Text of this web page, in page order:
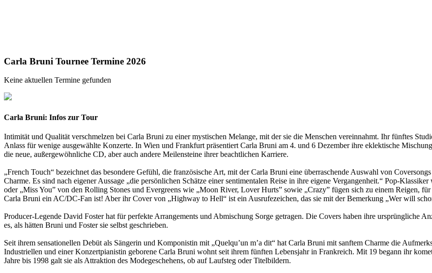
Carla Bruni Tournee Termine 2026
Keine aktuellen Termine gefunden
Carla Bruni: Infos zur Tour
Intimität und Qualität verschmelzen bei Carla Bruni zu einer mystischen Melange, mit der sie die Menschen vereinnahmt. Ihr fünftes
Anlass für wenige ausgewählte Konzerte. In Wien und Frankfurt präsentiert Carla Bruni am 4. und 6 Dezember ihre eklektische
die neue, außergewöhnliche CD, aber auch andere Meilensteine ihrer beachtlichen Karriere.
„French Touch“ bezeichnet das besondere Gefühl, die französische Art, mit der Carla Bruni eine überraschende Auswahl von
Charme. Es sind nach eigener Aussage „die persönlichen Schätze einer sentimentalen Reise in ihre eigene Vergangenheit.“ Pop-
oder „Miss You” von den Rolling Stones und Evergreens wie „Moon River, Lover Hurts” sowie „Crazy” fügen sich zu einem Reigen,
Carla Bruni ein AC/DC-Fan ist! Aber ihr Cover von „Highway to Hell“ ist ein Ausrufezeichen, das sie mit der Bemerkung „Wer will
Producer-Legende David Foster hat für perfekte Arrangements und Abmischung Sorge getragen. Die Covers haben ihre ursprüngliche
es, als hätten Bruni und Foster sie selbst geschrieben.
Seit ihrem sensationellen Debüt als Sängerin und Komponistin mit „Quelqu’un m’a dit“ hat Carla Bruni mit sanftem Charme die
Industriellen und einer Konzertpianistin geborene Carla Bruni wohnt seit ihrem fünften Lebensjahr in Frankreich. Mit 19 begann ihr
Jahre bis 1998 galt sie als Attraktion des Modegeschehens, ob auf Laufsteg oder Titelbildern.